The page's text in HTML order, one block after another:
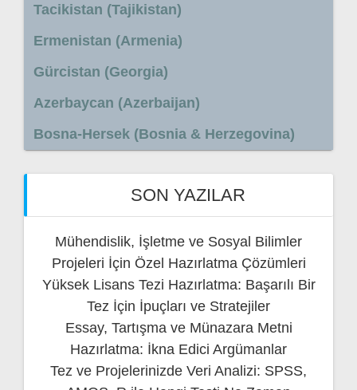
Tacikistan (Tajikistan)
Ermenistan (Armenia)
Gürcistan (Georgia)
Azerbaycan (Azerbaijan)
Bosna-Hersek (Bosnia & Herzegovina)
SON YAZILAR
Mühendislik, İşletme ve Sosyal Bilimler
Projeleri İçin Özel Hazırlatma Çözümleri
Yüksek Lisans Tezi Hazırlatma: Başarılı Bir
Tez İçin İpuçları ve Stratejiler
Essay, Tartışma ve Münazara Metni
Hazırlatma: İkna Edici Argümanlar
Tez ve Projelerinizde Veri Analizi: SPSS,